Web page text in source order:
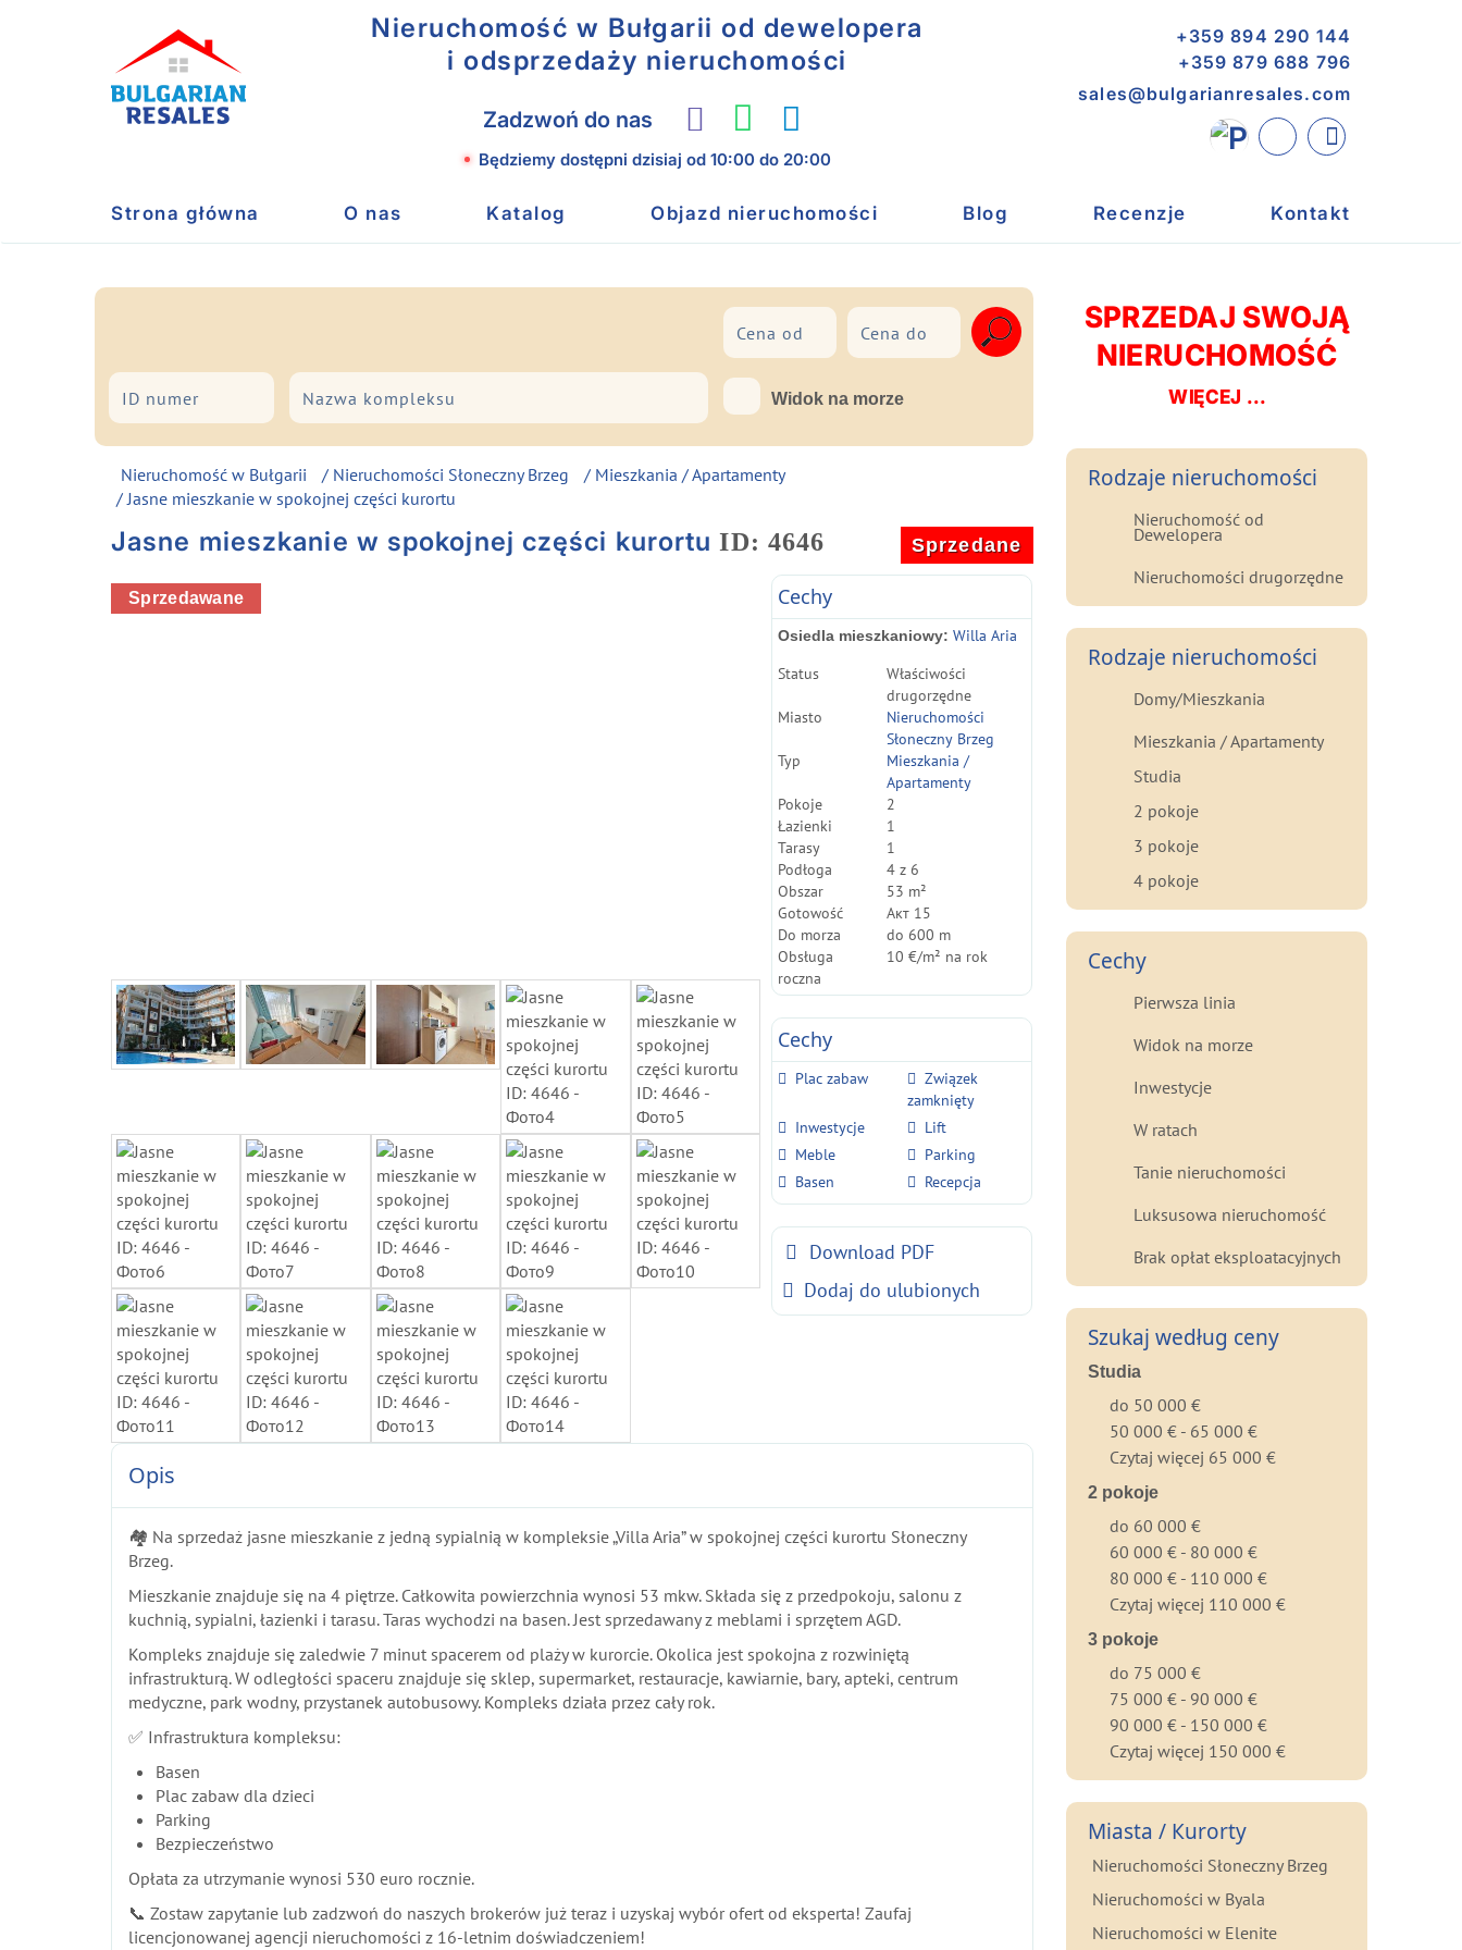
Nieruchomość w Bułgarii od dewelopera
i odsprzedaży nieruchomości
Zadzwoń do nas
Będziemy dostępni dzisiaj od 10:00 do 20:00
+359 894 290 144
+359 879 688 796
sales@bulgarianresales.com
Strona główna O nas Katalog Objazd nieruchomości Blog Recenzje Kontakt
Widok na morze
Nieruchomość w Bułgarii / Nieruchomości Słoneczny Brzeg / Mieszkania / Apartamenty
/ Jasne mieszkanie w spokojnej części kurortu
Jasne mieszkanie w spokojnej części kurortuID: 4646 Sprzedane
Sprzedawane Cechy
Osiedla mieszkaniowy: Willa Aria
Status
Właściwości
drugorzędne
Miasto
Nieruchomości
Słoneczny Brzeg
Typ
Mieszkania /
Apartamenty
Pokoje
2
Łazienki
1
Tarasy
1
Podłoga
4 z 6
Obszar
53 m²
Gotowość
Акт 15
Do morza
do 600 m
Obsługa
roczna
10 €/m² na rok
Cechy
Plac zabaw
Związek
zamknięty
Inwestycje
Lift
Meble
Parking
Basen
Recepcja
Download PDF
Dodaj do ulubionych
Opis
🏘️ Na sprzedaż jasne mieszkanie z jedną sypialnią w kompleksie „Villa Aria” w spokojnej części kurortu Słoneczny
Brzeg.
Mieszkanie znajduje się na 4 piętrze. Całkowita powierzchnia wynosi 53 mkw. Składa się z przedpokoju, salonu z
kuchnią, sypialni, łazienki i tarasu. Taras wychodzi na basen. Jest sprzedawany z meblami i sprzętem AGD.
Kompleks znajduje się zaledwie 7 minut spacerem od plaży w kurorcie. Okolica jest spokojna z rozwiniętą
infrastrukturą. W odległości spaceru znajduje się sklep, supermarket, restauracje, kawiarnie, bary, apteki, centrum
medyczne, park wodny, przystanek autobusowy. Kompleks działa przez cały rok.
✅ Infrastruktura kompleksu:
Basen
Plac zabaw dla dzieci
Parking
Bezpieczeństwo
Opłata za utrzymanie wynosi 530 euro rocznie.
📞 Zostaw zapytanie lub zadzwoń do naszych brokerów już teraz i uzyskaj wybór ofert od eksperta! Zaufaj
licencjonowanej agencji nieruchomości z 16-letnim doświadczeniem!
SPRZEDAJ SWOJĄ
NIERUCHOMOŚĆ
WIĘCEJ ...
Rodzaje nieruchomości
Nieruchomość od
Dewelopera
Nieruchomości drugorzędne
Rodzaje nieruchomości
Domy/Mieszkania
Mieszkania / Apartamenty
Studia
2 pokoje
3 pokoje
4 pokoje
Cechy
Pierwsza linia
Widok na morze
Inwestycje
W ratach
Tanie nieruchomości
Luksusowa nieruchomość
Brak opłat eksploatacyjnych
Szukaj według ceny
Studia
do 50 000 €
50 000 € - 65 000 €
Czytaj więcej 65 000 €
2 pokoje
do 60 000 €
60 000 € - 80 000 €
80 000 € - 110 000 €
Czytaj więcej 110 000 €
3 pokoje
do 75 000 €
75 000 € - 90 000 €
90 000 € - 150 000 €
Czytaj więcej 150 000 €
Miasta / Кurorty
Nieruchomości Słoneczny Brzeg
Nieruchomości w Byala
Nieruchomości w Elenite